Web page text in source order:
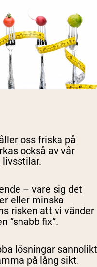
oss friska på
också av vår
livsstilar.
– vare sig det
eller minska
risken att vi vänder
”snabb fix”.
lösningar sannolikt
på lång sikt.